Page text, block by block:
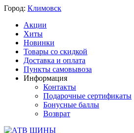
Город: Климовск
Акции
Хиты
Новинки
Товары со скидкой
Доставка и оплата
Пункты самовывоза
Информация
Контакты
Подарочные сертификаты
Бонусные баллы
Возврат